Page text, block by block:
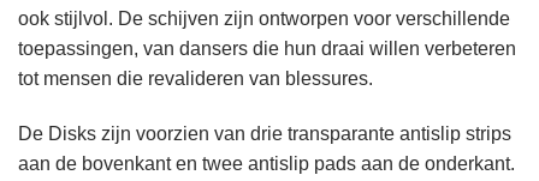
ook stijlvol. De schijven zijn ontworpen voor verschillende
toepassingen, van dansers die hun draai willen verbeteren
tot mensen die revalideren van blessures.
De Disks zijn voorzien van drie transparante antislip strips
aan de bovenkant en twee antislip pads aan de onderkant.